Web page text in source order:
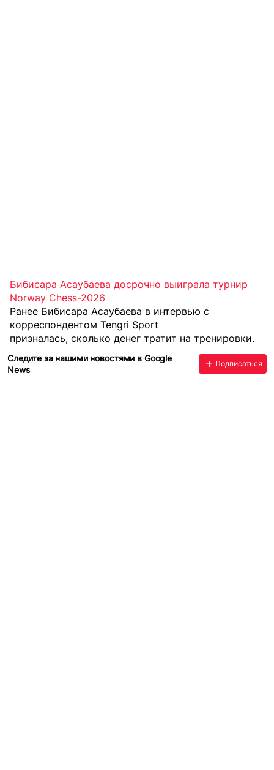
Бибисара Асаубаева досрочно выиграла турнир
Norway Chess-2026
Ранее Бибисара Асаубаева в интервью с
корреспондентом Tengri Sport
призналась, сколько денег тратит на тренировки.
Следите за нашими новостями в Google
News
Подписаться